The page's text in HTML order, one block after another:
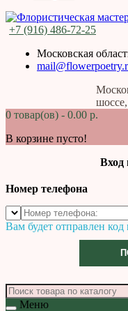
+7 (916) 486-72-25
Московская
0 товар(ов) - 0.00 р.
В корзине пусто!
Вход
Номер телефона
Вам будет отправлен
Меню